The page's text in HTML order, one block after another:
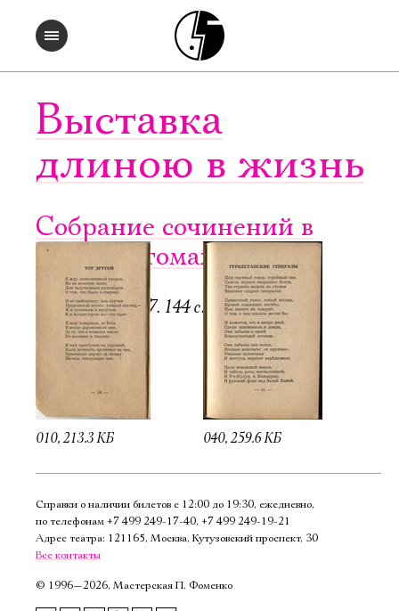
Выставка
длиною в жизнь
Собрание сочинений в
четырех томах. Т. 2
Регенсбург, 1947. 144 с.
010, 213.3 КБ 040, 259.6 КБ
Справки о наличии билетов с 12:00 до 19:30, ежедневно,
по телефонам +7 499 249‑17‑40, +7 499 249‑19‑21
Адрес театра: 121165, Москва, Кутузовский проспект, 30
Все контакты
© 1996—2026, Мастерская П. Фоменко